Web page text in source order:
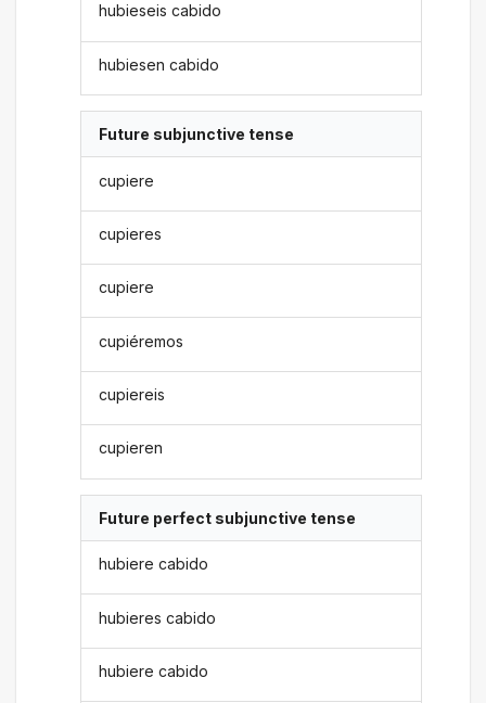
hubieseis cabido
hubiesen cabido
Future subjunctive tense
cupiere
cupieres
cupiere
cupiéremos
cupiereis
cupieren
Future perfect subjunctive tense
hubiere cabido
hubieres cabido
hubiere cabido